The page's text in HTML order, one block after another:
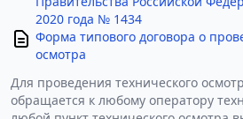
2020 года № 1434
Форма типового договора о
осмотра
Для проведения технического
обращается к любому оператору